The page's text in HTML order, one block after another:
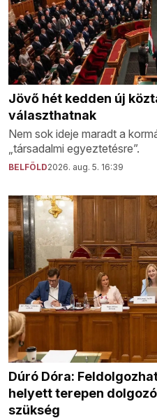
Jövő hét kedden új
választhatnak
Nem sok ideje maradt a
„társadalmi egyeztetésre”.
BELFÖLD2026. aug. 5. 16:39
Dúró Dóra:
helyett terepen
szükség